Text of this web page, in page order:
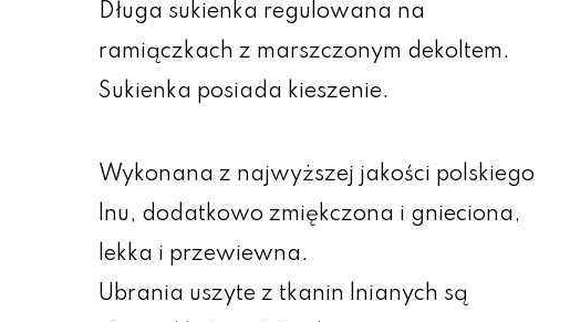
Długa sukienka regulowana na
ramiączkach z marszczonym dekoltem.
Sukienka posiada kieszenie.
Wykonana z najwyższej jakości polskiego
lnu, dodatkowo zmiękczona i gnieciona,
lekka i przewiewna.
Ubrania uszyte z tkanin lnianych są